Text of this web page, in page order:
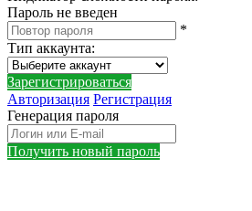
Пароль не введен
*
Тип аккаунта:
Зарегистрироваться
Авторизация Регистрация
Генерация пароля
Получить новый пароль